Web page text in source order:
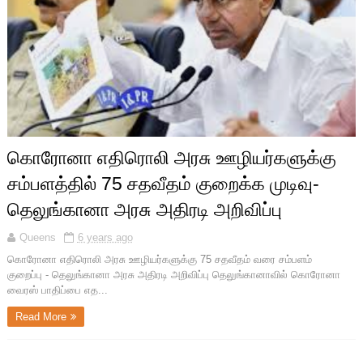
கொரோனா எதிரொலி அரசு ஊழியர்களுக்கு
சம்பளத்தில் 75 சதவீதம் குறைக்க முடிவு-
தெலுங்கானா அரசு அதிரடி அறிவிப்பு
Queens
6 years ago
கொரோனா எதிரொலி அரசு ஊழியர்களுக்கு 75 சதவீதம் வரை சம்பளம்
குறைப்பு - தெலுங்கானா அரசு அதிரடி அறிவிப்பு தெலுங்கானாவில் கொரோனா
வைரஸ் பாதிப்பை எத...
Read More